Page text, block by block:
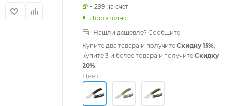
+ 299 на счет
Достаточно
Нашли дешевле? Сообщите!
Купите два товара и получите Скидку 15%
купите 3 и более товара и получите Скидку
20%
Цвет: